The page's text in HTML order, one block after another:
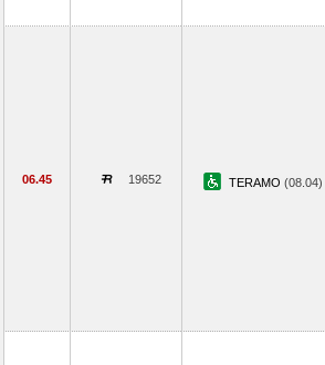
06.45 19652 TERAMO (08.04)